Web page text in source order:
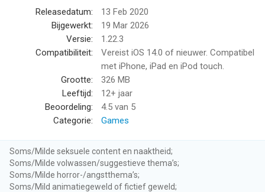
Releasedatum:
13 Feb 2020
Bijgewerkt:
19 Mar 2026
Versie:
1.22.3
Compatibiliteit:
Vereist iOS 14.0 of nieuwer. Compatibel
met iPhone, iPad en iPod touch.
Grootte:
326 MB
Leeftijd:
12+ jaar
Beoordeling:
4.5 van 5
Categorie:
Games
Soms/Milde seksuele content en naaktheid;
Soms/Milde volwassen/suggestieve thema’s;
Soms/Milde horror-/angstthema’s;
Soms/Mild animatiegeweld of fictief geweld;